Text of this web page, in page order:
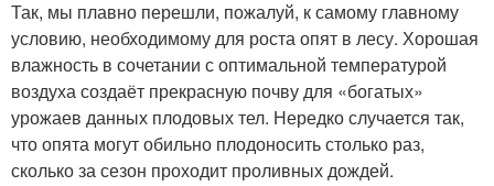
Так, мы плавно перешли, пожалуй, к самому главному
условию, необходимому для роста опят в лесу. Хорошая
влажность в сочетании с оптимальной температурой
воздуха создаёт прекрасную почву для «богатых»
урожаев данных плодовых тел. Нередко случается так,
что опята могут обильно плодоносить столько раз,
сколько за сезон проходит проливных дождей.